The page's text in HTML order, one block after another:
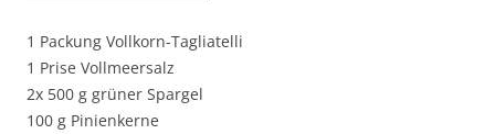
1 Packung Vollkorn-Tagliatelli
1 Prise Vollmeersalz
2x 500 g grüner Spargel
100 g Pinienkerne